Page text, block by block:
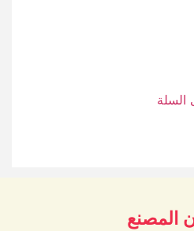
السلة
المصنع